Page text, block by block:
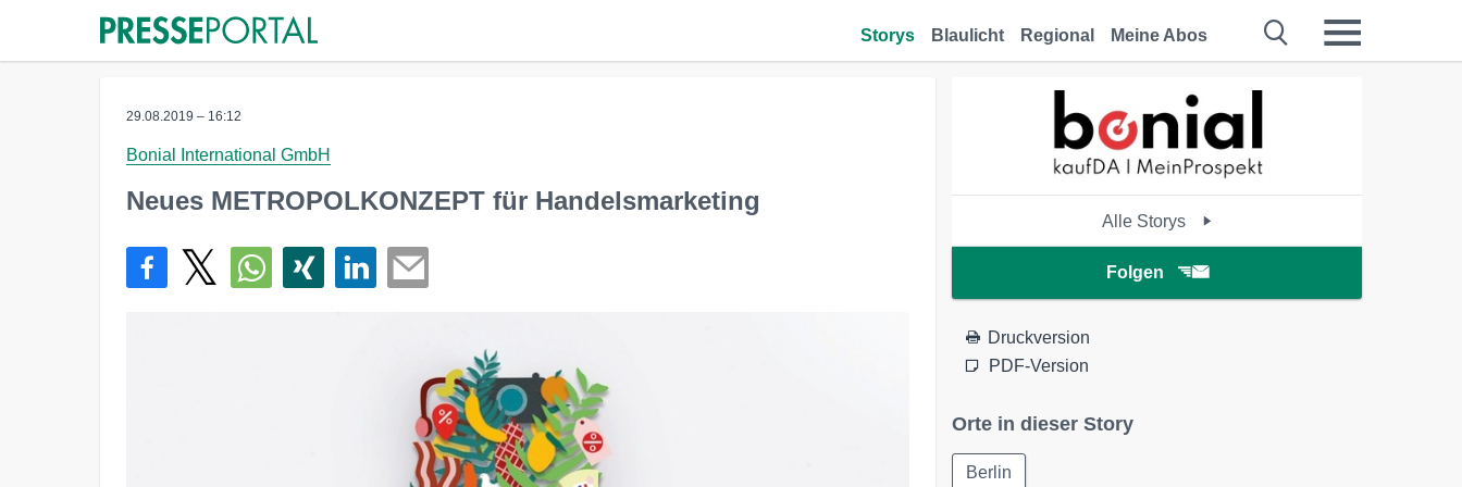
Storys Blaulicht Regional Meine Abos
29.08.2019 – 16:12
Bonial International GmbH
Neues METROPOLKONZEPT für Handelsmarketing
Alle Storys
Folgen
Druckversion
PDF-Version
Orte in dieser Story
Berlin